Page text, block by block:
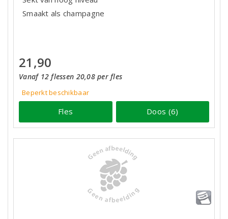
Smaakt als champagne
21,90
Vanaf 12 flessen 20,08 per fles
Beperkt beschikbaar
Fles Doos (6)